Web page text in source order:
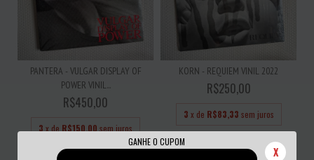
GANHE O CUPOM
X
PANTERA - VULGAR DISPLAY OF
POWER VINIL...
R$450,00
3 x de R$150,00 sem juros
KORN - REQUIEM VINIL 2022
R$250,00
3 x de R$83,33 sem juros